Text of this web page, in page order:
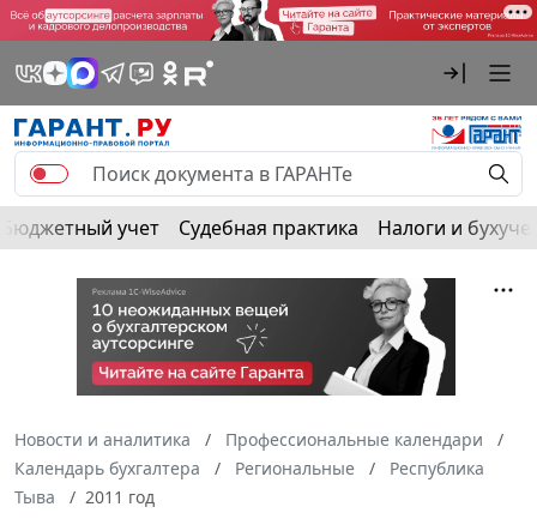
Бюджетный учет Судебная практика Налоги и
Новости и аналитика
Профессиональные календари
Календарь бухгалтера
Региональные
Республика
Тыва
2011 год